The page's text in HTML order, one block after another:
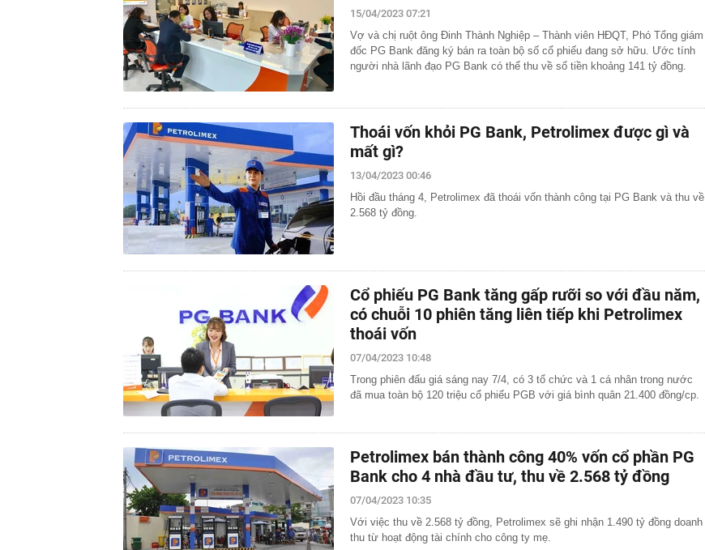
15/04/2023 07:21
Vợ và chị ruột ông Đinh Thành Nghiệp – Thành viên HĐQT, Phó Tổng giám
đốc PG Bank đăng ký bán ra toàn bộ số cổ phiếu đang sở hữu. Ước tính
người nhà lãnh đạo PG Bank có thể thu về số tiền khoảng 141 tỷ đồng.
Thoái vốn khỏi PG Bank, Petrolimex được gì và
mất gì?
13/04/2023 00:46
Hồi đầu tháng 4, Petrolimex đã thoái vốn thành công tại PG Bank và thu về
2.568 tỷ đồng.
Cổ phiếu PG Bank tăng gấp rưỡi so với đầu năm,
có chuỗi 10 phiên tăng liên tiếp khi Petrolimex
thoái vốn
07/04/2023 10:48
Trong phiên đấu giá sáng nay 7/4, có 3 tổ chức và 1 cá nhân trong nước
đã mua toàn bộ 120 triệu cổ phiếu PGB với giá bình quân 21.400 đồng/cp.
Petrolimex bán thành công 40% vốn cổ phần PG
Bank cho 4 nhà đầu tư, thu về 2.568 tỷ đồng
07/04/2023 10:35
Với việc thu về 2.568 tỷ đồng, Petrolimex sẽ ghi nhận 1.490 tỷ đồng doanh
thu từ hoạt động tài chính cho công ty mẹ.